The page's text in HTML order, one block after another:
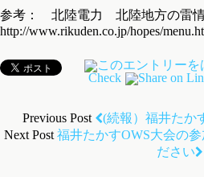
参考： 北陸電力 北陸地方の雷
http://www.rikuden.co.jp/hopes/
Check
Previous Post
(続報）福井たか
Next Post 福井たかすOWS大会の
ださい